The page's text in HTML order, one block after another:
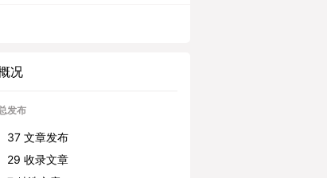
况
发布
37 文章发布
29 收录文章